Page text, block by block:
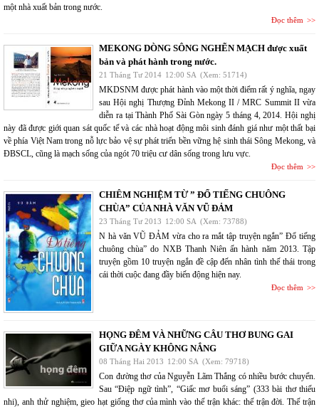
một nhà xuất bản trong nước.
Đọc thêm
MEKONG DÒNG SÔNG NGHẼN MẠCH được xuất
bản và phát hành trong nước.
21 Tháng Tư 2014 12:00 SA (Xem: 51714)
MKDSNM được phát hành vào một thời điểm rất ý nghĩa, ngay
sau Hội nghị Thượng Đỉnh Mekong II / MRC Summit II vừa
diễn ra tại Thành Phố Sài Gòn ngày 5 tháng 4, 2014. Hội nghị
này đã được giới quan sát quốc tế và các nhà hoạt động môi sinh đánh giá như một thất bại
về phía Việt Nam trong nỗ lực bảo vệ sự phát triển bền vững hệ sinh thái Sông Mekong, và
ĐBSCL, cũng là mạch sống của ngót 70 triệu cư dân sống trong lưu vực.
Đọc thêm
CHIÊM NGHIỆM TỪ ” ĐỔ TIẾNG CHUÔNG
CHÙA” CỦA NHÀ VĂN VŨ ĐẢM
23 Tháng Tư 2013 12:00 SA (Xem: 73788)
N hà văn VŨ ĐẢM vừa cho ra mắt tập truyện ngắn” Đổ tiếng
chuông chùa” do NXB Thanh Niên ấn hành năm 2013. Tập
truyện gồm 10 truyện ngắn đề cập đến nhân tình thế thái trong
cái thời cuộc đang đầy biến động hiện nay.
Đọc thêm
HỌNG ĐÊM VÀ NHỮNG CÂU THƠ BUNG GAI
GIỮA NGÀY KHÔNG NẮNG
08 Tháng Hai 2013 12:00 SA (Xem: 79718)
Con đường thơ của Nguyễn Lãm Thắng có nhiều bước chuyển.
Sau “Điệp ngữ tình”, “Giấc mơ buổi sáng” (333 bài thơ thiếu
nhi), anh thử nghiệm, gieo hạt giống thơ của mình vào thế trận khác: thế trận đời. Thế trận